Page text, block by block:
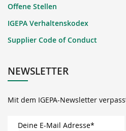
Offene Stellen
IGEPA Verhaltenskodex
Supplier Code of Conduct
NEWSLETTER
Mit dem IGEPA-Newsletter
Deine E-Mail Adresse*